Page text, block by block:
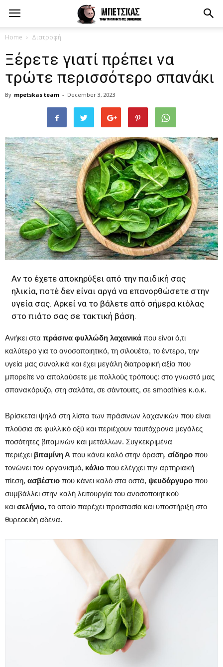
Home Διατροφή
Ξέρετε γιατί πρέπει να
τρώτε περισσότερο σπανάκι
By mpetskas team - December 3, 2023
Αν το έχετε αποκηρύξει από την παιδική σας
ηλικία, ποτέ δεν είναι αργά να επανορθώσετε στην
υγεία σας. Αρκεί να το βάλετε από σήμερα κιόλας
στο πιάτο σας σε τακτική βάση.
Ανήκει στα πράσινα φυλλώδη λαχανικά που είναι ό,τι
καλύτερο για το ανοσοποιητικό, τη σιλουέτα, το έντερο, την
υγεία μας συνολικά και έχει μεγάλη διατροφική αξία που
μπορείτε να απολαύσετε με πολλούς τρόπους: στο γνωστό μας
σπανακόρυζο, στη σαλάτα, σε σάντουιτς, σε smoothies κ.ο.κ.
Βρίσκεται ψηλά στη λίστα των πράσινων λαχανικών που είναι
πλούσια σε φυλλικό οξύ και περιέχουν ταυτόχρονα μεγάλες
ποσότητες βιταμινών και μετάλλων. Συγκεκριμένα
περιέχει βιταμίνη Α που κάνει καλό στην όραση, σίδηρο που
τονώνει τον οργανισμό, κάλιο που ελέγχει την αρτηριακή
πίεση, ασβέστιο που κάνει καλό στα οστά, ψευδάργυρο που
συμβάλλει στην καλή λειτουργία του ανοσοποιητικού
και σελήνιο, το οποίο παρέχει προστασία και υποστήριξη στο
θυρεοειδή αδένα.